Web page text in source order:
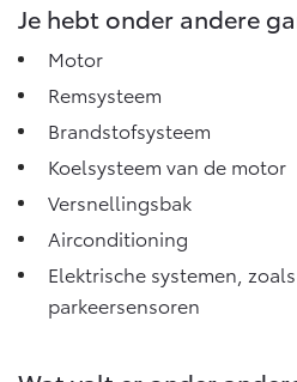
Vanaf € 46.301,-
Land Cruiser (excl. BTW)
Je hebt onder andere
Motor
Remsysteem
Brandstofsysteem
Koelsysteem van de motor
Versnellingsbak
Airconditioning
Elektrische systemen,
parkeersensoren